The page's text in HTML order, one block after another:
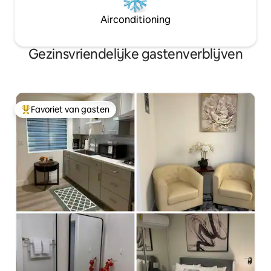
Airconditioning
Gezinsvriendelijke gastenverblijven
Topfavoriet van gasten
Favoriet van gasten